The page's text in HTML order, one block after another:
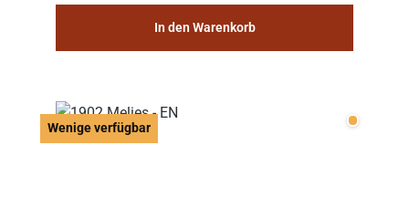
In den Warenkorb
Wenige verfügbar Wenige